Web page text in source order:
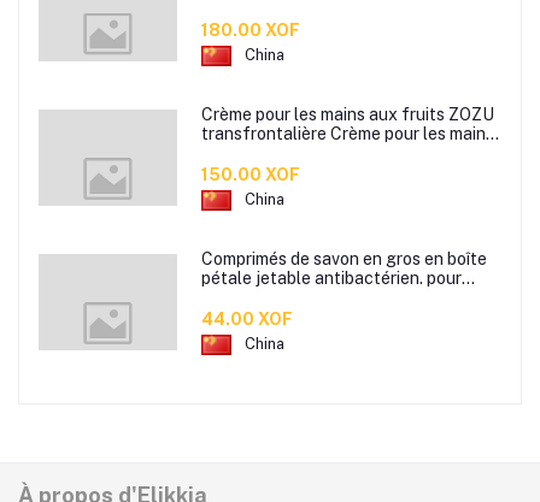
de rangement de salle de bain
180.00 XOF
China
Crème pour les mains aux fruits ZOZU
transfrontalière Crème pour les mains
80g
150.00 XOF
China
Comprimés de savon en gros en boîte
pétale jetable antibactérien. pour
des mini comprimés de lavage des
mains en papier savon
44.00 XOF
China
À propos d'Elikkia